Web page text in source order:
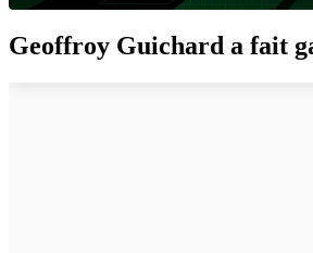
Geoffroy Guichard a fait